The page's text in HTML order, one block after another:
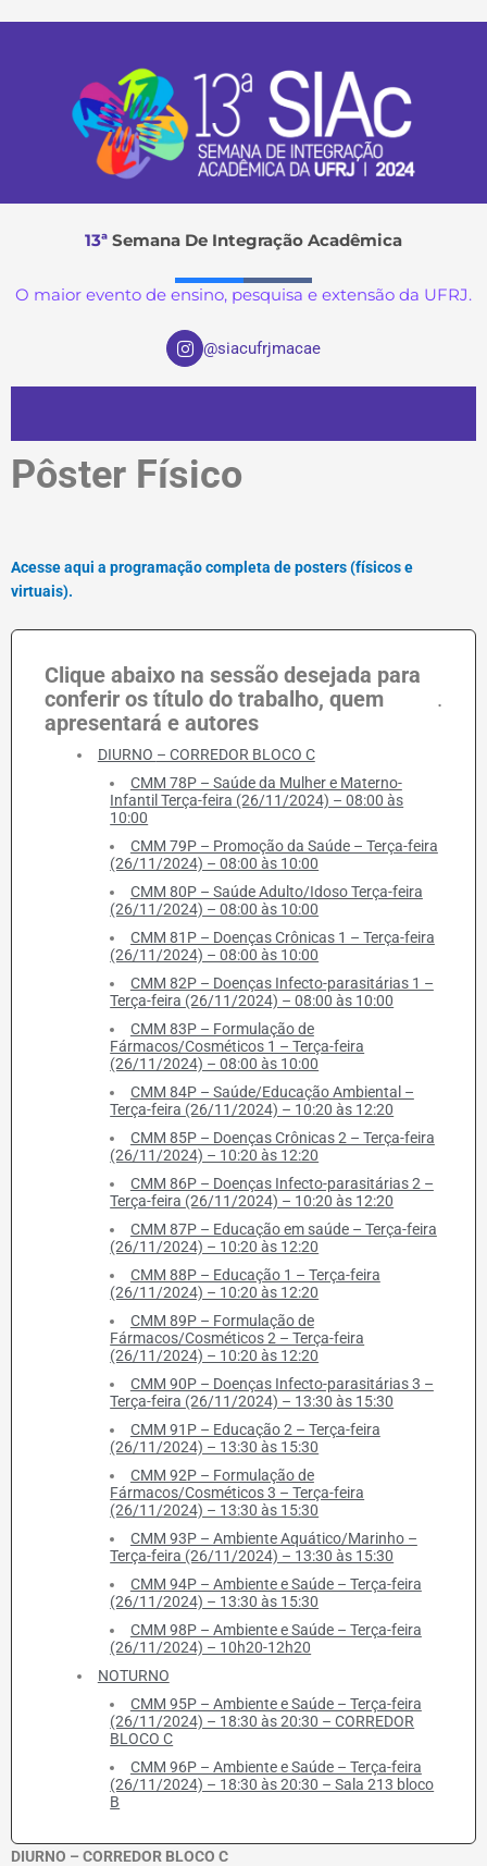
13ª Semana De Integração Acadêmica
O maior evento de ensino, pesquisa e extensão da UFRJ.
I
n
t
a
m
@siacufrjmacae
Pôster Físico
Acesse aqui a programação completa de posters (físicos e
virtuais).
Clique abaixo na sessão desejada para
conferir os título do trabalho, quem
apresentará e autores
.
DIURNO – CORREDOR BLOCO C
CMM 78P – Saúde da Mulher e Materno-
Infantil Terça-feira (26/11/2024) – 08:00 às
10:00
CMM 79P – Promoção da Saúde – Terça-feira
(26/11/2024) – 08:00 às 10:00
CMM 80P – Saúde Adulto/Idoso Terça-feira
(26/11/2024) – 08:00 às 10:00
CMM 81P – Doenças Crônicas 1 – Terça-feira
(26/11/2024) – 08:00 às 10:00
CMM 82P – Doenças Infecto-parasitárias 1 –
Terça-feira (26/11/2024) – 08:00 às 10:00
CMM 83P – Formulação de
Fármacos/Cosméticos 1 – Terça-feira
(26/11/2024) – 08:00 às 10:00
CMM 84P – Saúde/Educação Ambiental –
Terça-feira (26/11/2024) – 10:20 às 12:20
CMM 85P – Doenças Crônicas 2 – Terça-feira
(26/11/2024) – 10:20 às 12:20
CMM 86P – Doenças Infecto-parasitárias 2 –
Terça-feira (26/11/2024) – 10:20 às 12:20
CMM 87P – Educação em saúde – Terça-feira
(26/11/2024) – 10:20 às 12:20
CMM 88P – Educação 1 – Terça-feira
(26/11/2024) – 10:20 às 12:20
CMM 89P – Formulação de
Fármacos/Cosméticos 2 – Terça-feira
(26/11/2024) – 10:20 às 12:20
CMM 90P – Doenças Infecto-parasitárias 3 –
Terça-feira (26/11/2024) – 13:30 às 15:30
CMM 91P – Educação 2 – Terça-feira
(26/11/2024) – 13:30 às 15:30
CMM 92P – Formulação de
Fármacos/Cosméticos 3 – Terça-feira
(26/11/2024) – 13:30 às 15:30
CMM 93P – Ambiente Aquático/Marinho –
Terça-feira (26/11/2024) – 13:30 às 15:30
CMM 94P – Ambiente e Saúde – Terça-feira
(26/11/2024) – 13:30 às 15:30
CMM 98P – Ambiente e Saúde – Terça-feira
(26/11/2024) – 10h20-12h20
NOTURNO
CMM 95P – Ambiente e Saúde – Terça-feira
(26/11/2024) – 18:30 às 20:30 – CORREDOR
BLOCO C
CMM 96P – Ambiente e Saúde – Terça-feira
(26/11/2024) – 18:30 às 20:30 – Sala 213 bloco
B
DIURNO – CORREDOR BLOCO C